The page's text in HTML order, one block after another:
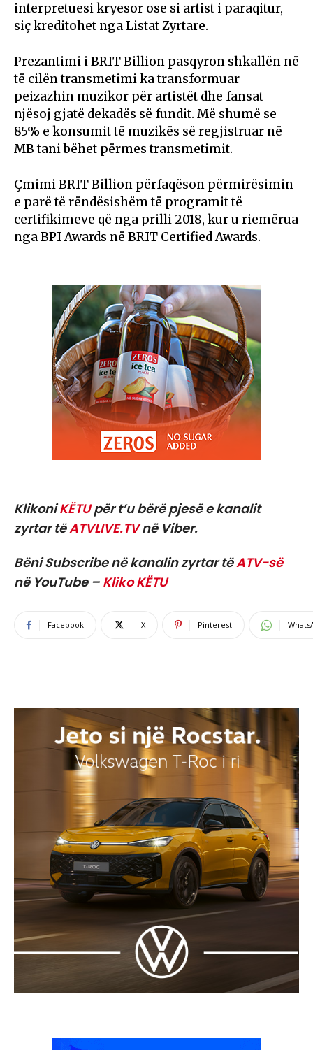
interpretuesi kryesor ose si artist i paraqitur,
siç kreditohet nga Listat Zyrtare.
Prezantimi i BRIT Billion pasqyron shkallën në
të cilën transmetimi ka transformuar
peizazhin muzikor për artistët dhe fansat
njësoj gjatë dekadës së fundit. Më shumë se
85% e konsumit të muzikës së regjistruar në
MB tani bëhet përmes transmetimit.
Çmimi BRIT Billion përfaqëson përmirësimin
e parë të rëndësishëm të programit të
certifikimeve që nga prilli 2018, kur u riemërua
nga BPI Awards në BRIT Certified Awards.
KlikoniKËTUpër t’u bërë pjesë e kanalit
zyrtar tëATVLIVE.TVnë Viber.
Bëni Subscribe në kanalin zyrtar tëATV-së
në YouTube – Kliko KËTU
Facebook X Pinterest